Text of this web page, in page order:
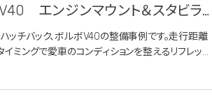
V40 エンジンマウント＆スタビラ
チバック、ボルボV40の整備事例です。走行距離
ミングで愛車のコンディションを整えるリフレッシ